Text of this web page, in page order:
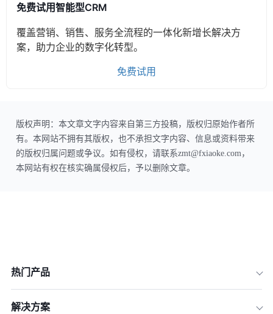
免费试用智能型CRM
覆盖营销、销售、服务全流程的一体化新增长解决方
案，助力企业的数字化转型。
免费试用
版权声明：本文章文字内容来自第三方投稿，版权归原始作者所
有。本网站不拥有其版权，也不承担文字内容、信息或资料带来
的版权归属问题或争议。如有侵权，请联系zmt@fxiaoke.com，
本网站有权在核实确属侵权后，予以删除文章。
热门产品
解决方案